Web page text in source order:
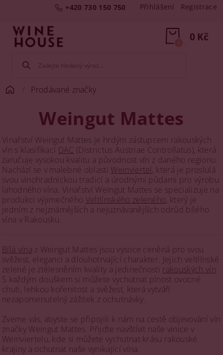
+420 730 150 750 Přihlášení Registrace
0 Kč
0
Prodávané značky
Weingut Mattes
Vinařství Weingut Mattes je hrdým zástupcem rakouských
vín s klasifikací DAC (Districtus Austriae Controllatus), která
zaručuje vysokou kvalitu a původnost vín z daného regionu.
Nachází se v malebné oblasti Weinviertel, která je proslulá
svou vinohradnickou tradicí a úrodnými půdami pro výrobu
lahodného vína. Vinařství Weingut Mattes se specializuje na
produkci výjimečného Veltlínského zeleného, který je
jedním z nejznámějších a nejuznávanějších odrůd bílého
vína v Rakousku.
Bílá vína z Weingut Mattes jsou vysoce ceněná pro svou
svěžest, eleganci a dlouhotrvající charakter. Jejich veltlínské
zelené je ztělesněním kvality a jedinečnosti rakouských vín
S každým douškem si můžete vychutnat plnost ovocné
chuti, lehkou kořenitost a svěžest, která vytváří
nezapomenutelný zážitek z ochutnávky.
Zveme vás, abyste se připojili k nám na cestě objevování vín
značky Weingut Mattes. Přijďte navštívit naše vinice v
Weinviertelu, kde si můžete vychutnat krásu rakouské
krajiny a ochutnat naše vynikající vína.